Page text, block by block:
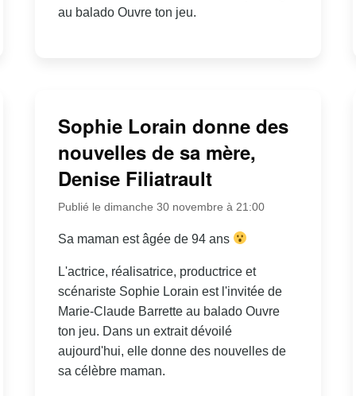
au balado Ouvre ton jeu.
Sophie Lorain donne des
nouvelles de sa mère,
Denise Filiatrault
Publié le dimanche 30 novembre à 21:00
Sa maman est âgée de 94 ans
L'actrice, réalisatrice, productrice et
scénariste Sophie Lorain est l'invitée de
Marie-Claude Barrette au balado Ouvre
ton jeu. Dans un extrait dévoilé
aujourd'hui, elle donne des nouvelles de
sa célèbre maman.